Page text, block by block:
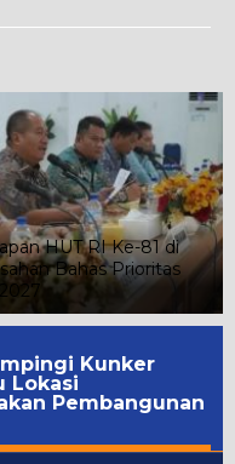
HUT RI Ke-81 di
Bahas Prioritas
Kunker
Lokasi
Pembangunan